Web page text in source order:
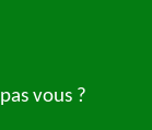
vous ?